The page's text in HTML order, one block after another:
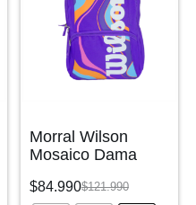
Morral Wilson
Mosaico Dama
$121.990
$84.990